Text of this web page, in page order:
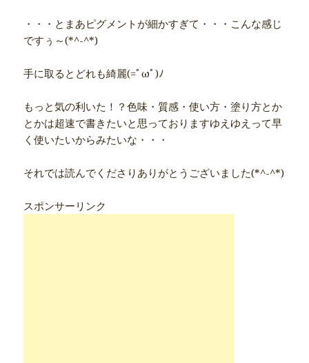
・・・とまあピグメントが細かすぎて・・・こんな感じ
ですぅ～(*^-^*)
手に取るとどれも綺麗(=ﾟωﾟ)ﾉ
もっと気の利いた！？色味・質感・使い方・塗り方とか
とかは超速で書きたいと思っておりますゆえゆえって早
く使いたいからみたいな・・・
それでは読んでくださりありがとうございました(*^-^*)
スポンサーリンク